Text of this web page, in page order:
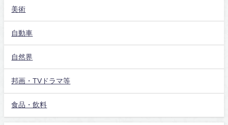
美術
自動車
自然界
邦画・TVドラマ等
食品・飲料